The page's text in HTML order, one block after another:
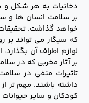
دخانیات به هر شکل و
بر سلامت انسان ها و
خواهد گذاشت.
که سیگار می تواند
لوازم اطراف آن
بر آثار مخربی که در
تاثیرات منفی در
داشته باشند. مهم تر
کودکان و سایر حیوانات